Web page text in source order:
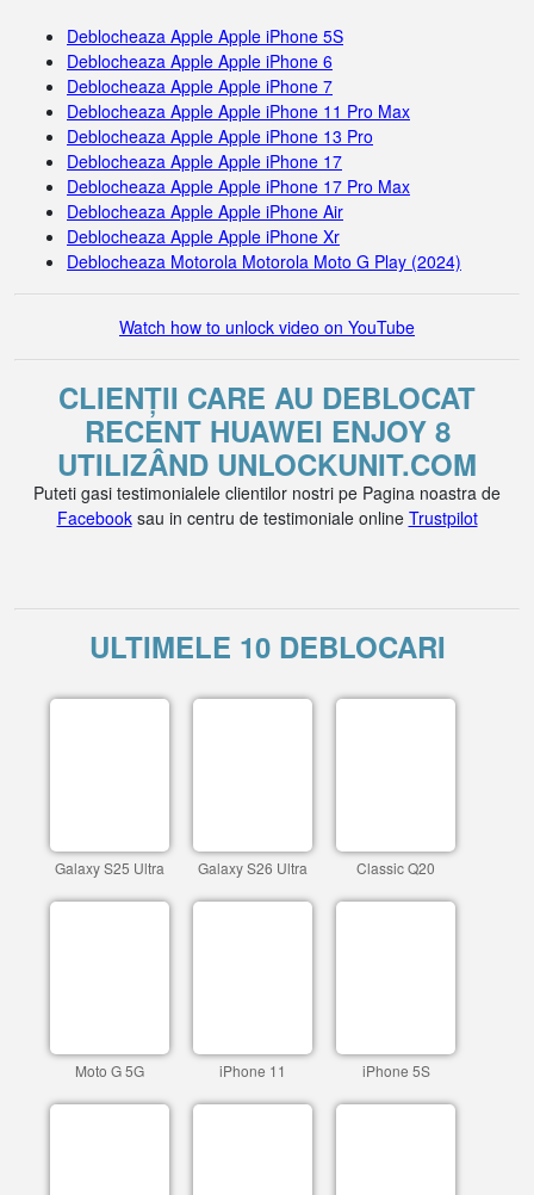
Deblocheaza Apple Apple iPhone 5S
Deblocheaza Apple Apple iPhone 6
Deblocheaza Apple Apple iPhone 7
Deblocheaza Apple Apple iPhone 11 Pro Max
Deblocheaza Apple Apple iPhone 13 Pro
Deblocheaza Apple Apple iPhone 17
Deblocheaza Apple Apple iPhone 17 Pro Max
Deblocheaza Apple Apple iPhone Air
Deblocheaza Apple Apple iPhone Xr
Deblocheaza Motorola Motorola Moto G Play (2024)
Watch how to unlock video on YouTube
CLIENȚII CARE AU DEBLOCAT
RECENT HUAWEI ENJOY 8
UTILIZÂND UNLOCKUNIT.COM
Puteti gasi testimonialele clientilor nostri pe Pagina noastra de
Facebooksau in centru de testimoniale online Trustpilot
ULTIMELE 10 DEBLOCARI
Galaxy S25 Ultra Galaxy S26 Ultra Classic Q20
Moto G 5G iPhone 11 iPhone 5S